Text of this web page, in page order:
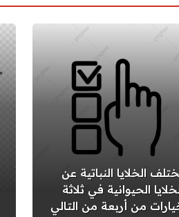
الخلايا النباتية عن
الحيوانية في ثلاثة
من أربعة من التالي